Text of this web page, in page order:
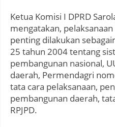
Ketua Komisi I DPRD
mengatakan,
penting dilakukan
25 tahun 2004 tentang
pembangunan nasional,
daerah, Permendagri
tata cara pelaksanaan,
pembangunan daerah,
RPJPD.